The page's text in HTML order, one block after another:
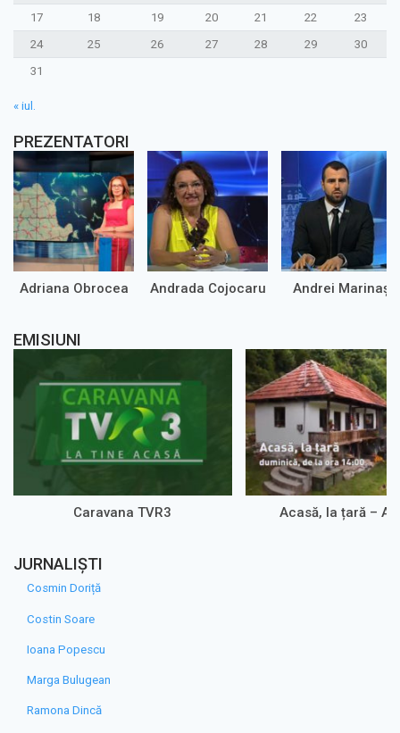
17
18 19 20 21 22
23
24
25 26 27 28 29
30
31
« iul.
PREZENTATORI
Adriana Obrocea Andrada Cojocaru Andrei Marinaș
EMISIUNI
Caravana TVR3 Acasă, la țară –
JURNALIȘTI
Cosmin Doriță
Costin Soare
Ioana Popescu
Marga Bulugean
Ramona Dincă